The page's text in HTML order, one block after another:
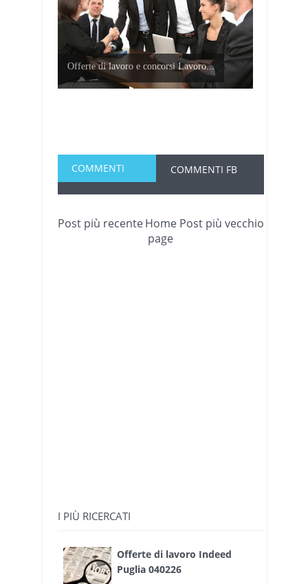
Offerte di lavoro e concorsi Lavoro...
COMMENTI COMMENTI FB
Post più recente Post più vecchio
Home
page
I PIÙ RICERCATI
Offerte di lavoro Indeed
Puglia 040226